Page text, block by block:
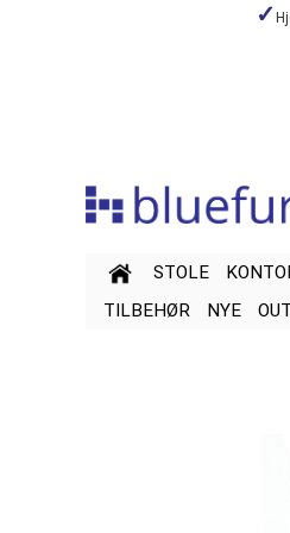
STOLE
TILBEHØR
NYE